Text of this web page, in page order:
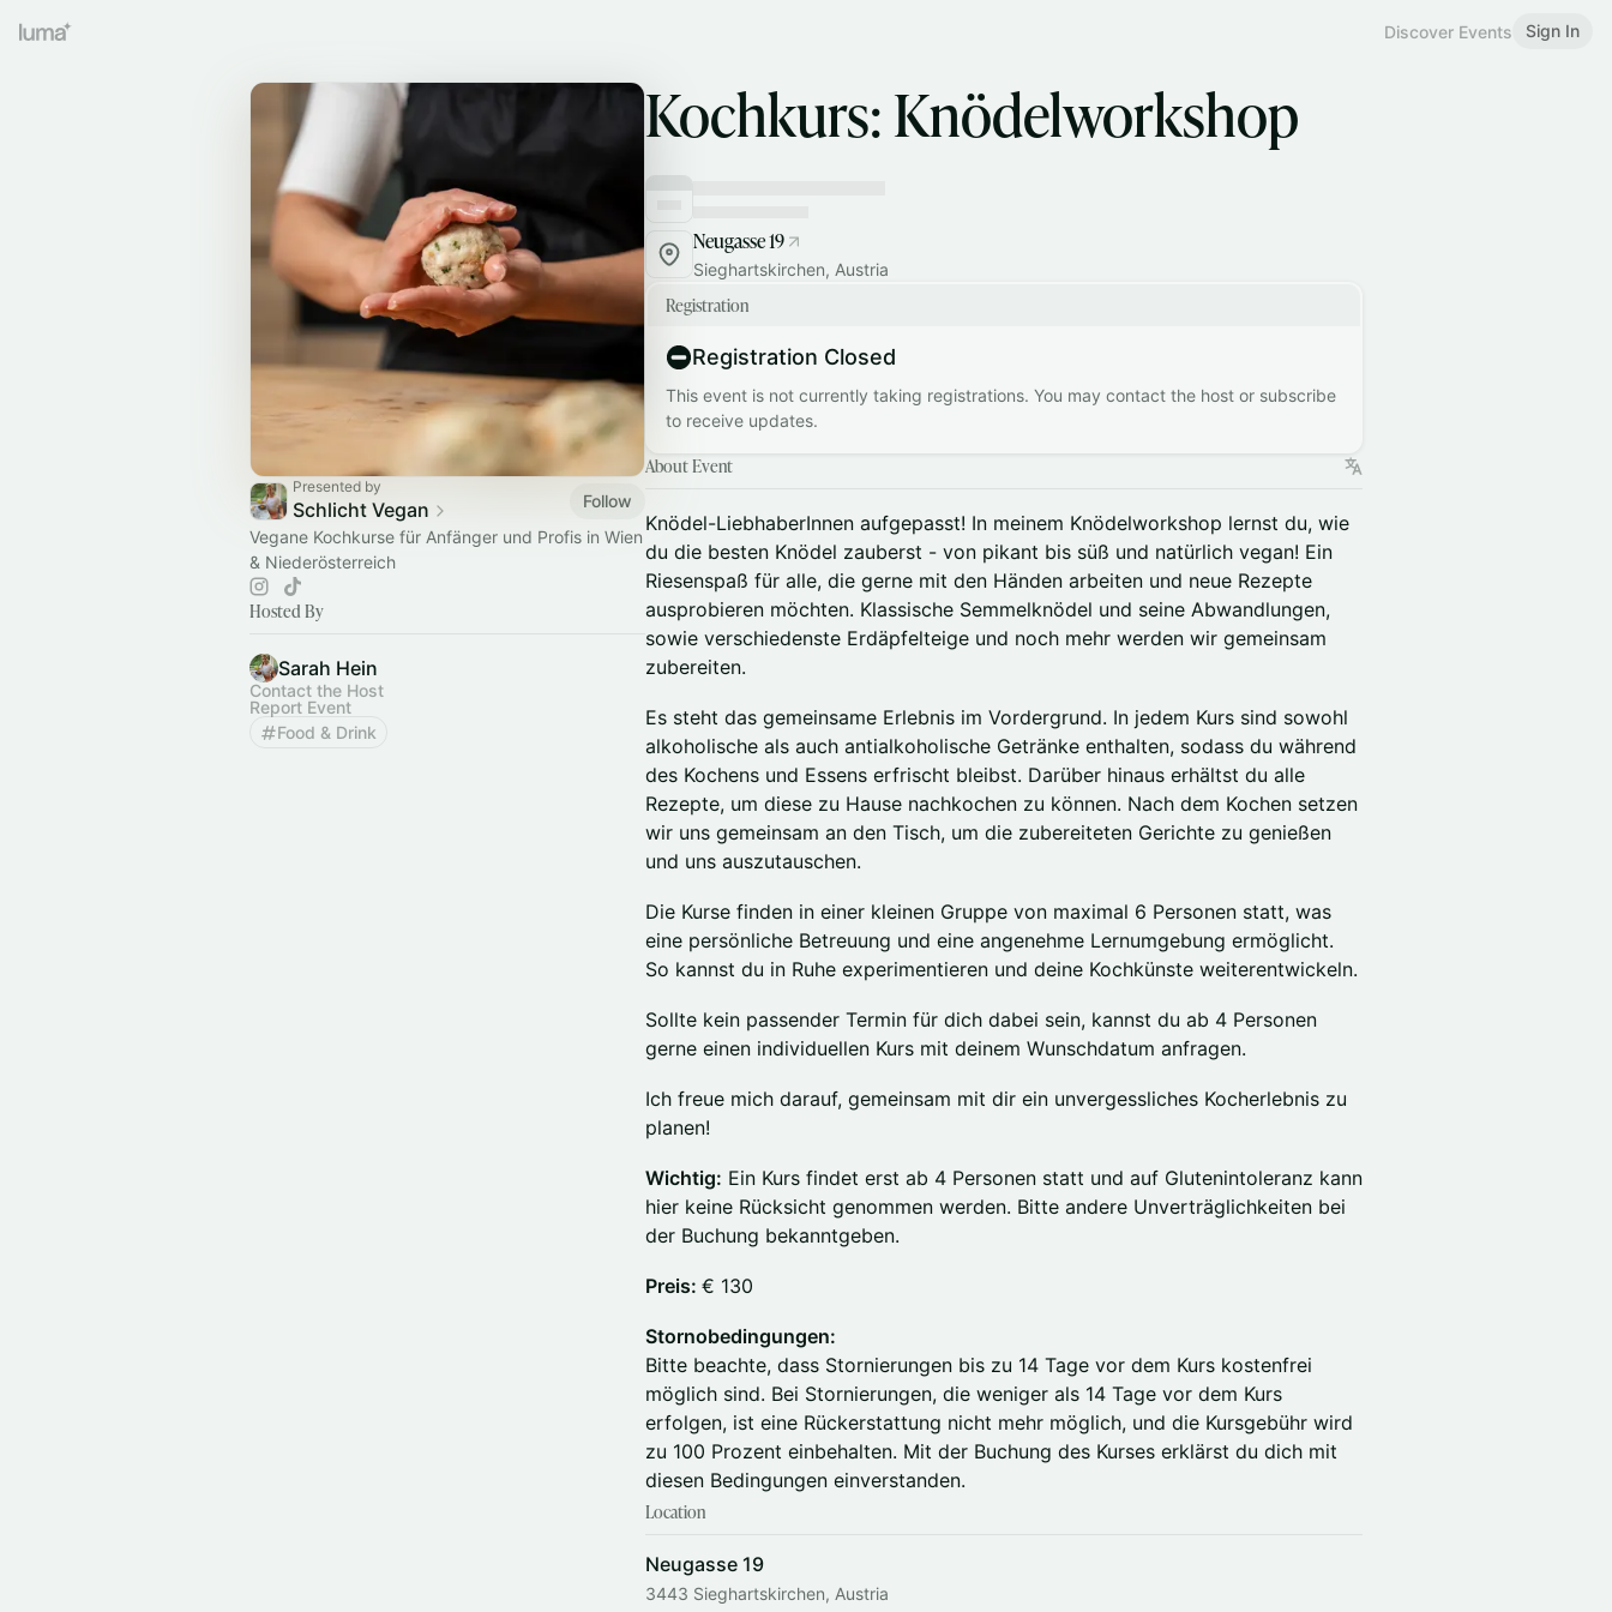
Discover Events Sign In
Presented by
Schlicht Vegan
Follow
Vegane Kochkurse für Anfänger und Profis in Wien
& Niederösterreich
Hosted By
Sarah Hein
Contact the Host
Report Event
Food & Drink
Kochkurs: Knödelworkshop
Neugasse 19
Sieghartskirchen, Austria
Registration
Registration Closed
This event is not currently taking registrations. You may contact the host or subscribe
to receive updates.
About Event
Knödel-LiebhaberInnen aufgepasst! In meinem Knödelworkshop lernst du, wie
du die besten Knödel zauberst - von pikant bis süß und natürlich vegan! Ein
Riesenspaß für alle, die gerne mit den Händen arbeiten und neue Rezepte
ausprobieren möchten. Klassische Semmelknödel und seine Abwandlungen,
sowie verschiedenste Erdäpfelteige und noch mehr werden wir gemeinsam
zubereiten.
Es steht das gemeinsame Erlebnis im Vordergrund. In jedem Kurs sind sowohl
alkoholische als auch antialkoholische Getränke enthalten, sodass du während
des Kochens und Essens erfrischt bleibst. Darüber hinaus erhältst du alle
Rezepte, um diese zu Hause nachkochen zu können. Nach dem Kochen setzen
wir uns gemeinsam an den Tisch, um die zubereiteten Gerichte zu genießen
und uns auszutauschen.
Die Kurse finden in einer kleinen Gruppe von maximal 6 Personen statt, was
eine persönliche Betreuung und eine angenehme Lernumgebung ermöglicht.
So kannst du in Ruhe experimentieren und deine Kochkünste weiterentwickeln.
Sollte kein passender Termin für dich dabei sein, kannst du ab 4 Personen
gerne einen individuellen Kurs mit deinem Wunschdatum anfragen.
Ich freue mich darauf, gemeinsam mit dir ein unvergessliches Kocherlebnis zu
planen!
Wichtig: Ein Kurs findet erst ab 4 Personen statt und auf Glutenintoleranz kann
hier keine Rücksicht genommen werden. Bitte andere Unverträglichkeiten bei
der Buchung bekanntgeben.
Preis: € 130
Stornobedingungen:
Bitte beachte, dass Stornierungen bis zu 14 Tage vor dem Kurs kostenfrei
möglich sind. Bei Stornierungen, die weniger als 14 Tage vor dem Kurs
erfolgen, ist eine Rückerstattung nicht mehr möglich, und die Kursgebühr wird
zu 100 Prozent einbehalten. Mit der Buchung des Kurses erklärst du dich mit
diesen Bedingungen einverstanden.
Location
Neugasse 19
3443 Sieghartskirchen, Austria